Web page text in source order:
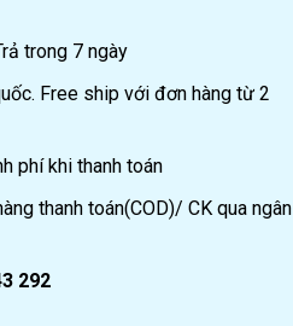
trong 7 ngày
Free ship với đơn hàng từ 2
phí khi thanh toán
thanh toán(COD)/ CK qua ngân
292